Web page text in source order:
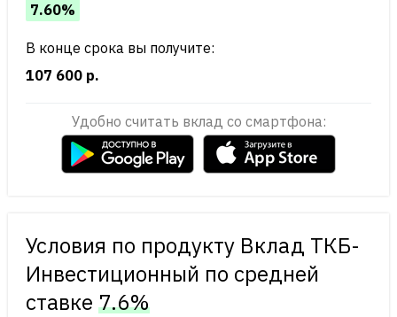
7.60%
В конце срока вы получите:
107 600 р.
Удобно считать вклад со смартфона:
Условия по продукту Вклад ТКБ-
Инвестиционный по cредней
ставке 7.6%